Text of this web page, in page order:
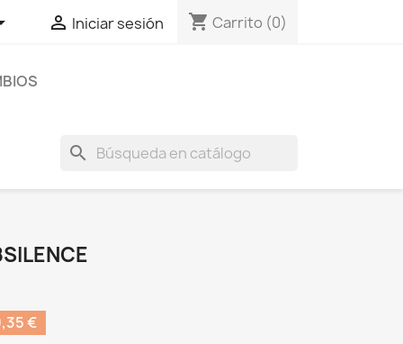
 Iniciar sesión shopping_cart Carrito (0)
search
€